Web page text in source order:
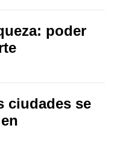
poder
ciudades se